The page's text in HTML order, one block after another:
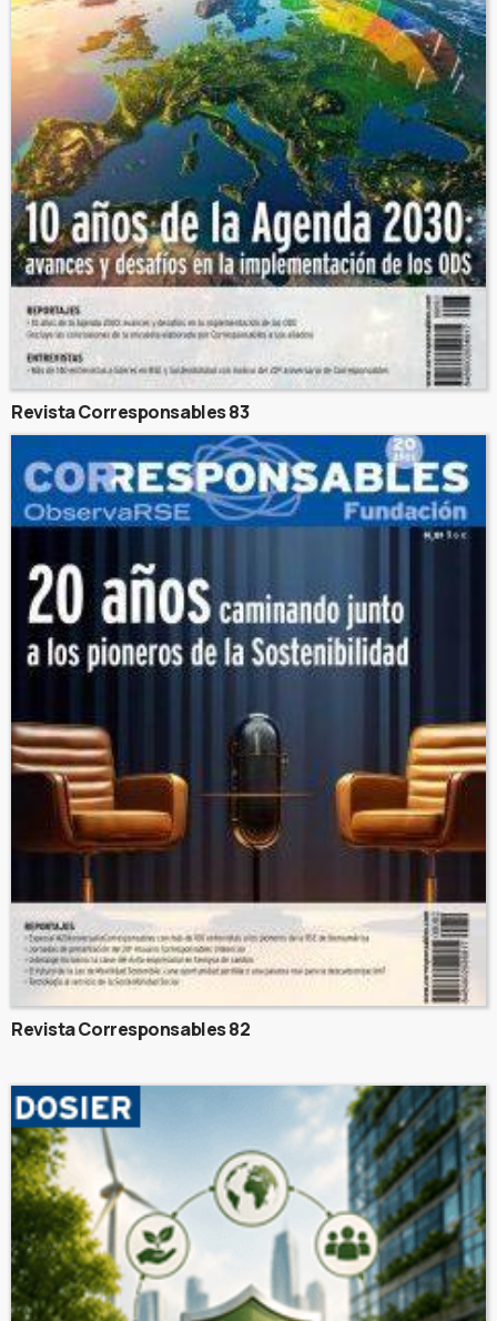
Revista Corresponsables 83
Revista Corresponsables 82